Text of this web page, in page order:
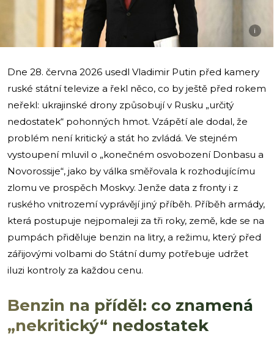
i
Dne 28. června 2026 usedl Vladimir Putin před kamery
ruské státní televize a řekl něco, co by ještě před rokem
neřekl: ukrajinské drony způsobují v Rusku „určitý
nedostatek“ pohonných hmot. Vzápětí ale dodal, že
problém není kritický a stát ho zvládá. Ve stejném
vystoupení mluvil o „konečném osvobození Donbasu a
Novorossije“, jako by válka směřovala k rozhodujícímu
zlomu ve prospěch Moskvy. Jenže data z fronty i z
ruského vnitrozemí vyprávějí jiný příběh. Příběh armády,
která postupuje nejpomaleji za tři roky, země, kde se na
pumpách přiděluje benzin na litry, a režimu, který před
zářijovými volbami do Státní dumy potřebuje udržet
iluzi kontroly za každou cenu.
Benzin na příděl: co znamená
„nekritický“ nedostatek